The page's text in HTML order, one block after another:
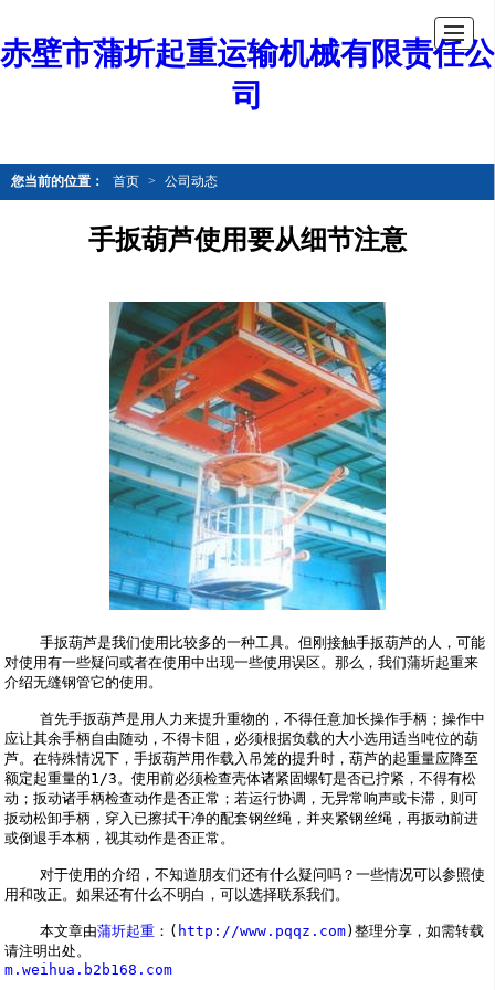
赤壁市蒲圻起重运输机械有限责任公
司
您当前的位置： 首页 > 公司动态
手扳葫芦使用要从细节注意
手扳葫芦是我们使用比较多的一种工具。但刚接触手扳葫芦的人，可能
对使用有一些疑问或者在使用中出现一些使用误区。那么，我们蒲圻起重来
介绍无缝钢管它的使用。
首先手扳葫芦是用人力来提升重物的，不得任意加长操作手柄；操作中
应让其余手柄自由随动，不得卡阻，必须根据负载的大小选用适当吨位的葫
芦。在特殊情况下，手扳葫芦用作载入吊笼的提升时，葫芦的起重量应降至
额定起重量的1/3。使用前必须检查壳体诸紧固螺钉是否已拧紧，不得有松
动；扳动诸手柄检查动作是否正常；若运行协调，无异常响声或卡滞，则可
扳动松卸手柄，穿入已擦拭干净的配套钢丝绳，并夹紧钢丝绳，再扳动前进
或倒退手本柄，视其动作是否正常。
对于使用的介绍，不知道朋友们还有什么疑问吗？一些情况可以参照使
用和改正。如果还有什么不明白，可以选择联系我们。
本文章由蒲圻起重 ：( http://www.pqqz.com)整理分享，如需转载
请注明出处。
m.weihua.b2b168.com